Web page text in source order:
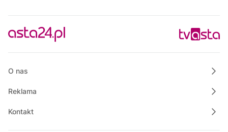
O nas
Reklama
Kontakt